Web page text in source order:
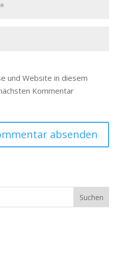
und Website in diesem
Kommentar